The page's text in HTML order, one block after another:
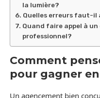
la lumière?
Quelles erreurs faut-il
Quand faire appel à
professionnel?
Comment
pour gagner
Un agencement bien